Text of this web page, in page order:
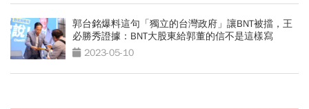
郭台銘爆料這句「獨立的台灣政府」讓BNT被擋，王
必勝秀證據：BNT大股東給郭董的信不是這樣寫
2023-05-10